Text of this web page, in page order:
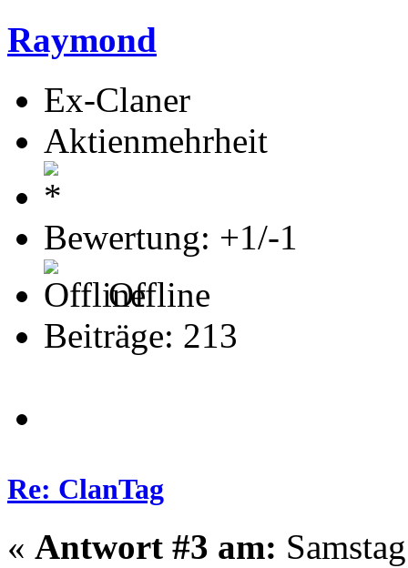
Raymond
Ex-Claner
Aktienmehrheit
Bewertung: +1/-1
Offline
Beiträge: 213
Re: ClanTag
« Antwort #3 am: